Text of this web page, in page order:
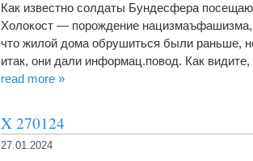
Как известно солдаты Бундесфера
Холокост — порождение нацизмаъфашизма,
что жилой дома обрушиться были раньше,
итак, они дали информац.повод. Как
read more »
X 270124
27.01.2024